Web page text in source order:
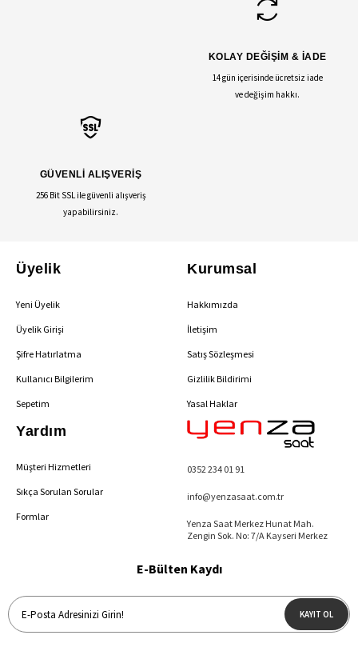
KOLAY DEĞİŞİM & İADE
14 gün içerisinde ücretsiz iade
ve değişim hakkı.
GÜVENLİ ALIŞVERİŞ
256 Bit SSL ile güvenli alışveriş
yapabilirsiniz.
Üyelik
Yeni Üyelik
Üyelik Girişi
Şifre Hatırlatma
Kullanıcı Bilgilerim
Sepetim
Kurumsal
Hakkımızda
İletişim
Satış Sözleşmesi
Gizlilik Bildirimi
Yasal Haklar
Yardım
Müşteri Hizmetleri
Sıkça Sorulan Sorular
Formlar
0352 234 01 91
info@yenzasaat.com.tr
Yenza Saat Merkez Hunat Mah.
Zengin Sok. No: 7/A Kayseri Merkez
E-Bülten Kaydı
KAYIT OL